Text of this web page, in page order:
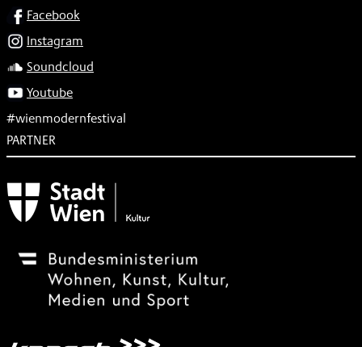
SOCIALFacebook
Instagram
Soundcloud
Youtube
#wienmodernfestival
PARTNER
Subventionsgeber